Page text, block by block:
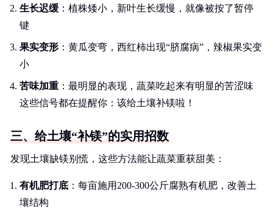
生长迟缓 ：植株矮小，新叶生长缓慢，就像被按了暂停
键
果实变形 ：黄瓜变弯，西红柿出现“脐腐病”，辣椒果实变
小
苦味加重 ：最明显的表现，蔬菜吃起来有明显的苦涩味
这些信号都在提醒你：该给土壤补镁啦！
三、给土壤“补镁”的实用招数
发现土壤缺镁别慌，这些方法能让蔬菜重获甜美：
有机肥打底 ：每亩施用200-300公斤腐熟有机肥，改善土
壤结构